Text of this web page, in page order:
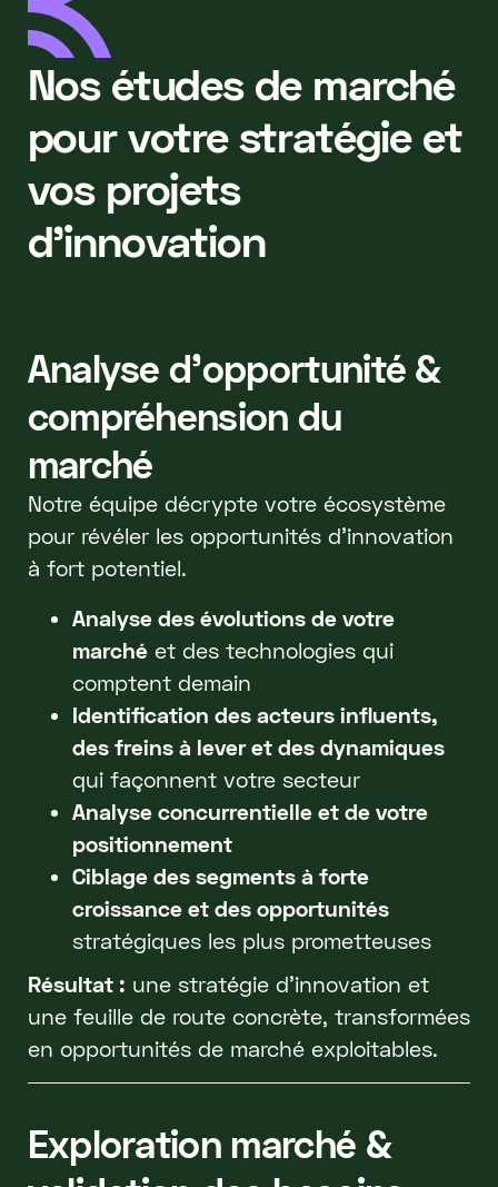
Nos études de marché
pour votre stratégie et
vos projets
d'innovation
Analyse d'opportunité &
compréhension du
marché
Notre équipe décrypte votre écosystème
pour révéler les opportunités d'innovation
à fort potentiel.
Analyse des évolutions de votre
marchéet des technologies qui
comptent demain
Identification des acteurs influents,
des freins à lever et des dynamiques
qui façonnent votre secteur
Analyse concurrentielle et de votre
positionnement
Ciblage des segments à forte
croissance et des opportunités
stratégiques les plus prometteuses
Résultat : une stratégie d'innovation et
une feuille de route concrète, transformées
en opportunités de marché exploitables.
Exploration marché &